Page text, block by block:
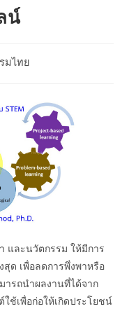
น์
มไทย
และนวัตกรรม ให้มีการ
ด เพื่อลดการพึ่งพาหรือ
ารถนำผลงานที่ได้จาก
ช้เพื่อก่อให้เกิดประโยชน์